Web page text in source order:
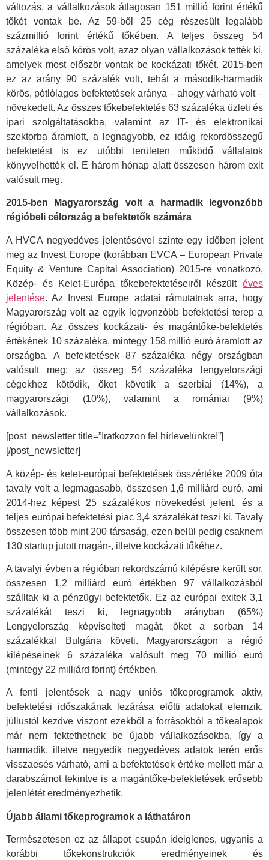
változás, a vállalkozások átlagosan 151 millió forint értékű
tőkét vontak be. Az 59-ből 25 cég részesült legalább
százmillió forint értékű tőkében. A teljes összeg 54
százaléka első körös volt, azaz olyan vállalkozások tették ki,
amelyek most először vontak be kockázati tőkét. 2015-ben
ez az arány 90 százalék volt, tehát a második-harmadik
körös, pótlólagos befektetések aránya – ahogy várható volt –
növekedett. Az összes tőkebefektetés 63 százaléka üzleti és
ipari szolgáltatásokba, valamint az IT- és elektronikai
szektorba áramlott, a legnagyobb, ez idáig rekordösszegű
befektetést is ez utóbbi területen működő vállalatok
könyvelhették el. E három hónap alatt összesen három exit
valósult meg.
2015-ben Magyarország volt a harmadik legvonzóbb
régióbeli célország a befektetők számára
A HVCA negyedéves jelentésével szinte egy időben jelent
meg az Invest Europe (korábban EVCA – European Private
Equity & Venture Capital Association) 2015-re vonatkozó,
Közép- és Kelet-Európa tőkebefektetéseiről készült éves
jelentése. Az Invest Europe adatai rámutatnak arra, hogy
Magyarország volt az egyik legvonzóbb befektetési terep a
régióban. Az összes kockázati- és magántőke-befektetés
értékének 10 százaléka, mintegy 158 millió euró áramlott az
országba. A befektetések 87 százaléka négy országban
valósult meg: az összeg 54 százaléka lengyelországi
cégekhez kötődik, őket követik a szerbiai (14%), a
magyarországi (10%), valamint a romániai (9%)
vállalkozások.
[post_newsletter title=”Iratkozzon fel hírlevelünkre!”]
[/post_newsletter]
A közép- és kelet-európai befektetések összértéke 2009 óta
tavaly volt a legmagasabb, összesen 1,6 milliárd euró, ami
2014-hez képest 25 százalékos növekedést jelent, és a
teljes európai befektetési piac 3,4 százalékát teszi ki. Tavaly
összesen több mint 200 társaság, ezen belül pedig csaknem
130 startup jutott magán-, illetve kockázati tőkéhez.
A tavalyi évben a régióban rekordszámú kilépésre került sor,
összesen 1,2 milliárd euró értékben 97 vállalkozásból
szálltak ki a pénzügyi befektetők. Ez az európai exitek 3,1
százalékát teszi ki, legnagyobb arányban (65%)
Lengyelország képviselteti magát, őket a sorban 14
százalékkal Bulgária követi. Magyarországon a régió
kilépéseinek 6 százaléka valósult meg 70 millió euró
(mintegy 22 milliárd forint) értékben.
A fenti jelentések a nagy uniós tőkeprogramok aktív,
befektetési időszakának lezárása előtti adatokat elemzik,
júliustól kezdve viszont ezekből a forrásokból a tőkealapok
már nem fektethetnek be újabb vállalkozásokba, így a
harmadik, illetve negyedik negyedéves adatok terén erős
visszaesés várható, ami a befektetések értéke mellett már a
darabszámot tekintve is a magántőke-befektetések erősebb
jelenlétét eredményezhetik.
Újabb állami tőkeprogramok a láthatáron
Természetesen ez az állapot csupán ideiglenes, ugyanis a
korábbi tőkekonstrukciók eredményeinek és